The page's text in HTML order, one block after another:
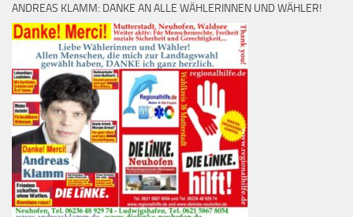
ANDREAS KLAMM: DANKE AN ALLE WÄHLERINNEN UND WÄHLER!